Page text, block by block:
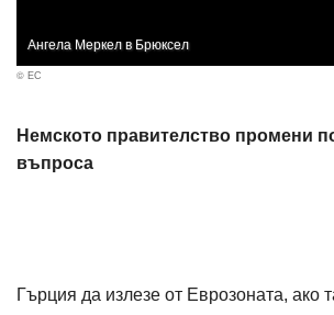
Ангела Меркел в Брюксел
© ЕС
Немското правителство промени
въпроса
Гърция да излезе от Еврозоната, ако